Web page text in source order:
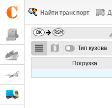
Найти транспорт
Тип кузова
Погрузка